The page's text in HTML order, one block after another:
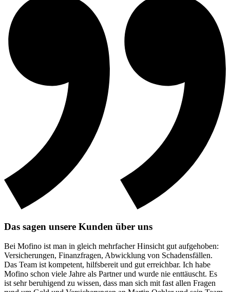
Das sagen unsere Kunden über uns
Bei Mofino ist man in gleich mehrfacher Hinsicht gut aufgehoben:
Versicherungen, Finanzfragen, Abwicklung von Schadensfällen.
Das Team ist kompetent, hilfsbereit und gut erreichbar. Ich habe
Mofino schon viele Jahre als Partner und wurde nie enttäuscht. Es
ist sehr beruhigend zu wissen, dass man sich mit fast allen Fragen